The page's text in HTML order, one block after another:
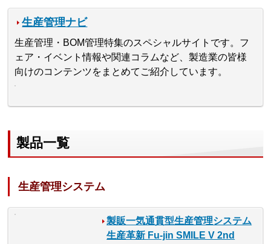
生産管理ナビ
生産管理・BOM管理特集のスペシャルサイトです。フ
ェア・イベント情報や関連コラムなど、製造業の皆様
向けのコンテンツをまとめてご紹介しています。
製品一覧
生産管理システム
製販一気通貫型生産管理システム
生産革新 Fu-jin SMILE V 2nd